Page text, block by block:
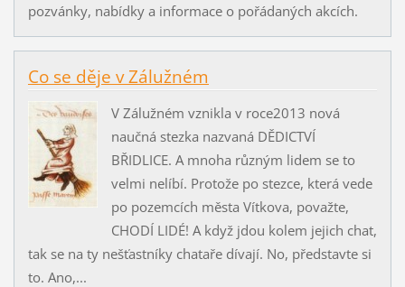
pozvánky, nabídky a informace o pořádaných akcích.
Co se děje v Zálužném
V Zálužném vznikla v roce2013 nová
naučná stezka nazvaná DĚDICTVÍ
BŘIDLICE. A mnoha různým lidem se to
velmi nelíbí. Protože po stezce, která vede
po pozemcích města Vítkova, považte,
CHODÍ LIDÉ! A když jdou kolem jejich chat,
tak se na ty nešťastníky chataře dívají. No, představte si
to. Ano,...